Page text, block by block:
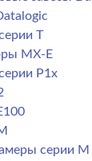
T
MX-E
P1x
серии M